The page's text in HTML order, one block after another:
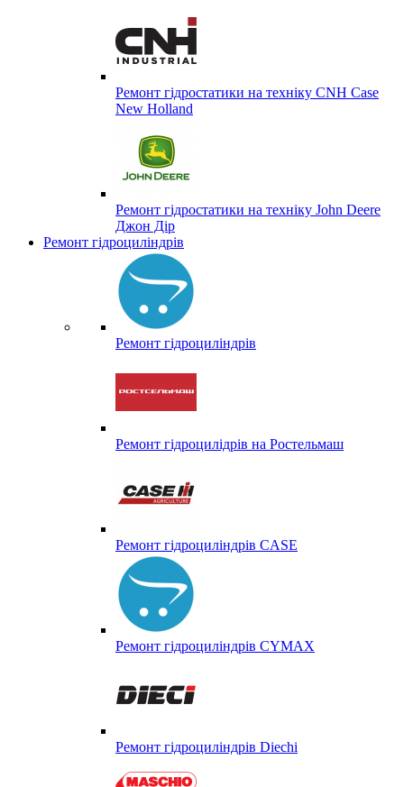
Ремонт гідростатики на техніку CNH Case
New Holland
Ремонт гідростатики на техніку John Deere
Джон Дір
Ремонт гідроциліндрів
Ремонт гідроциліндрів
Ремонт гідроцилідрів на Ростельмаш
Ремонт гідроциліндрів CASE
Ремонт гідроциліндрів CYMAX
Ремонт гідроциліндрів Diechi